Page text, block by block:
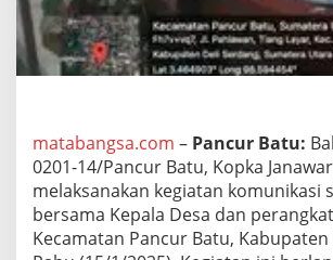
1
4
/
P
k
u
a
t
S
matabangsa.com – Pancur Batu:
0201-14/Pancur Batu, Kopka
melaksanakan kegiatan komunikasi
bersama Kepala Desa dan
Kecamatan Pancur Batu, Kabupaten